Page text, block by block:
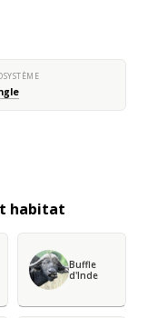
habitat
Buffle
d'Inde